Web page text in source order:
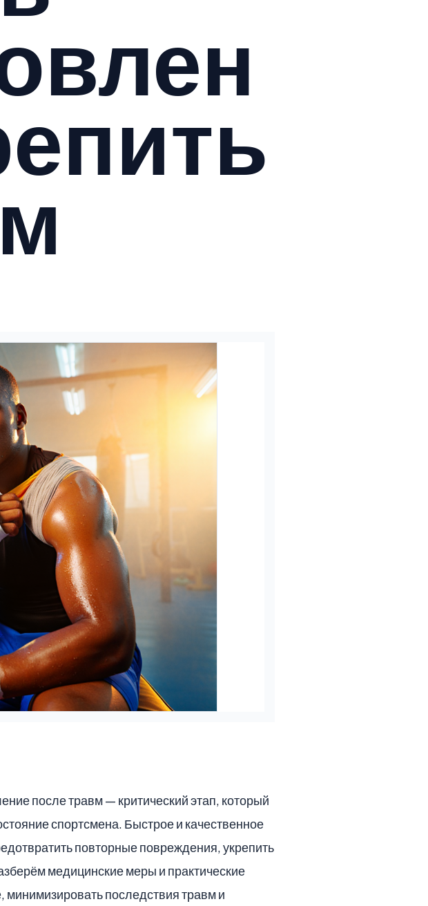
после травм — критический этап, который
спортсмена. Быстрое и качественное
повторные повреждения, укрепить
медицинские меры и практические
последствия травм и